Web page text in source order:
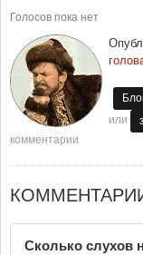
Голосов пока нет
или
комментарии
Сколько слухов